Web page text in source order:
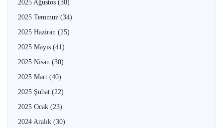
2025 Ağustos (30)
2025 Temmuz (34)
2025 Haziran (25)
2025 Mayıs (41)
2025 Nisan (30)
2025 Mart (40)
2025 Şubat (22)
2025 Ocak (23)
2024 Aralık (30)